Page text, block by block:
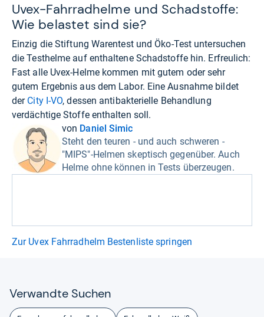
Uvex-Fahrradhelme und Schadstoffe:
Wie belastet sind sie?
Einzig die Stiftung Warentest und Öko-Test untersuchen
die Testhelme auf enthaltene Schadstoffe hin. Erfreulich:
Fast alle Uvex-Helme kommen mit gutem oder sehr
gutem Ergebnis aus dem Labor. Eine Ausnahme bildet
der City I-VO, dessen antibakterielle Behandlung
verdächtige Stoffe enthalten soll.
von Daniel Simic
Steht den teuren - und auch schweren -
"MIPS"-Helmen skeptisch gegenüber. Auch
Helme ohne können in Tests überzeugen.
Zur Uvex Fahrradhelm Bestenliste springen
Ver­wandte Suchen